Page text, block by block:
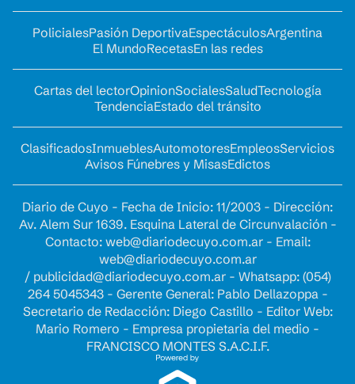
PolicialesPasión DeportivaEspectáculosArgentina
El MundoRecetasEn las redes
Cartas del lectorOpinionSocialesSaludTecnología
TendenciaEstado del tránsito
ClasificadosInmueblesAutomotoresEmpleosServicios
Avisos Fúnebres y MisasEdictos
Diario de Cuyo - Fecha de Inicio: 11/2003 - Dirección:
Av. Alem Sur 1639. Esquina Lateral de Circunvalación -
Contacto: web@diariodecuyo.com.ar- Email:
web@diariodecuyo.com.ar
/ publicidad@diariodecuyo.com.ar- Whatsapp: (054)
264 5045343 - Gerente General: Pablo Dellazoppa -
Secretario de Redacción: Diego Castillo - Editor Web:
Mario Romero - Empresa propietaria del medio -
FRANCISCO MONTES S.A.C.I.F.